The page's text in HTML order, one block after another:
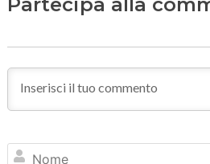
Partecipa alla